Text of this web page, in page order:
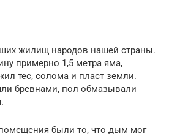
жилищ народов нашей страны.
примерно 1,5 метра яма,
тес, солома и пласт земли.
бревнами, пол обмазывали
были то, что дым мог